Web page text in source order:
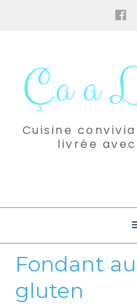
contenuÇa a
Cuisine
livrée
Fondant
gluten